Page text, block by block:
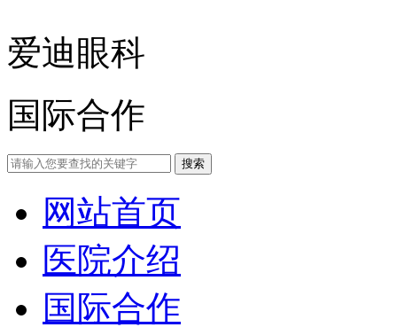
爱迪眼科
国际合作
网站首页
医院介绍
国际合作